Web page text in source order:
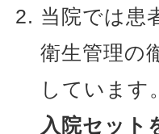
当院では患
衛生管理の
しています
入院セット